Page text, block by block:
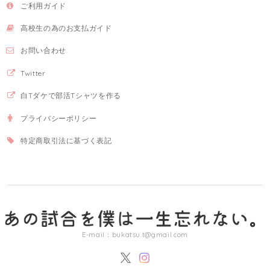
ご利用ガイド
高校生の為のお支払ガイド
お問い合わせ
Twitter
白Tダケで部活Tシャツを作る
プライバシーポリシー
特定商取引法に基づく表記
E-mail： bukatsu.t@gmail.com